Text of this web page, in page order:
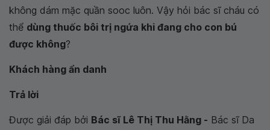
không dám mặc quần sooc luôn. Vậy hỏi bác sĩ cháu có
thể dùng thuốc bôi trị ngứa khi đang cho con bú
được không?
Khách hàng ẩn danh
Trả lời
Được giải đáp bởi Bác sĩ Lê Thị Thu Hằng - Bác sĩ Da